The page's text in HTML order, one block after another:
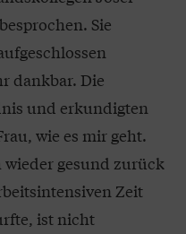
Sie
dankbar. Die
und erkundigten
wie es mir geht.
gesund zurück
Zeit
ist nicht